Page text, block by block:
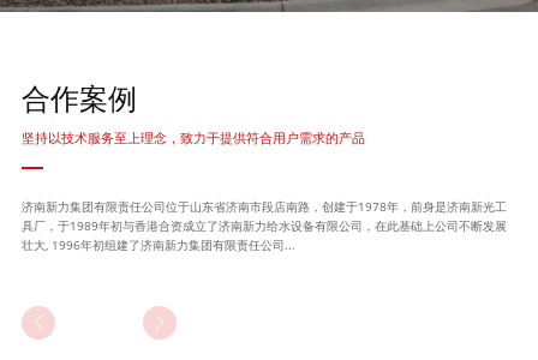
合作案例
坚持以技术服务至上理念，致力于提供符合用户需求的产品
济南新力集团有限责任公司位于山东省济南市段店南路，创建于1978年，前身是济南新光工
具厂，于1989年初与香港合资成立了济南新力给水设备有限公司，在此基础上公司不断发展
壮大, 1996年初组建了济南新力集团有限责任公司...